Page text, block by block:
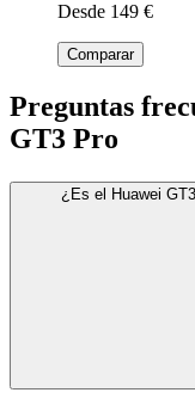
Desde 149 €
Comparar
Preguntas
GT3 Pro
¿Es el Huawei